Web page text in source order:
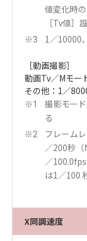
値変化時
［Tv値］
※3 1／10000
［動画撮影］
動画Tv／Mモー
その他：1／
※1
撮影モー
る
※2
フレーム
／200秒（
／
は1／100
X同調速度